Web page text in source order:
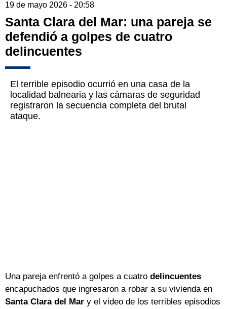
19 de mayo 2026 - 20:58
Santa Clara del Mar: una pareja se
defendió a golpes de cuatro
delincuentes
El terrible episodio ocurrió en una casa de la
localidad balnearia y las cámaras de seguridad
registraron la secuencia completa del brutal
ataque.
Una pareja enfrentó a golpes a cuatro delincuentes
encapuchados que ingresaron a robar a su vivienda en
Santa Clara del Mar y el video de los terribles episodios